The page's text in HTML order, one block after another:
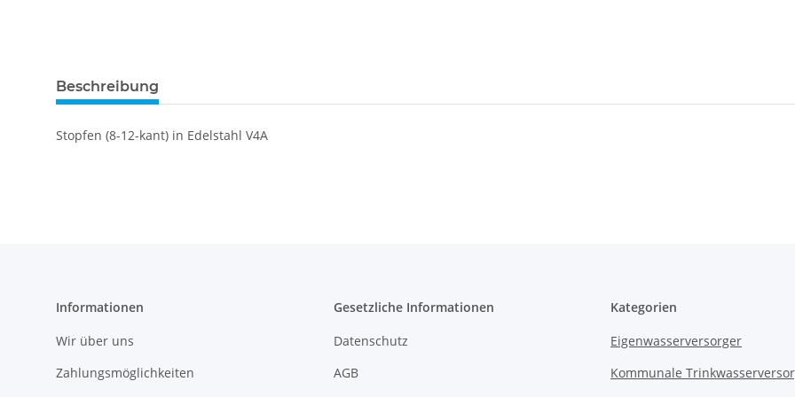
Beschreibung
Stopfen (8-12-kant) in Edelstahl V4A
Informationen
Wir über uns
Zahlungsmöglichkeiten
Gesetzliche Informationen
Datenschutz
AGB
Kategorien
Eigenwasserversorger
Kommunale